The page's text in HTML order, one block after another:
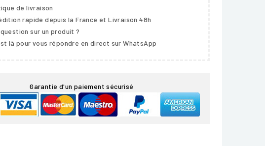
de livraison
rapide depuis la France et Livraison 48h
sur un produit ?
là pour vous répondre en direct sur WhatsApp
Garantie d'un paiement sécurisé